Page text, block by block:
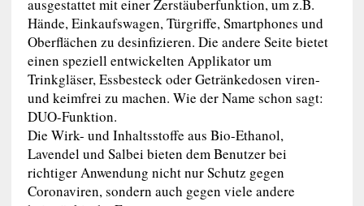
ausgestattet mit einer Zerstäuberfunktion, um z.B.
Hände, Einkaufswagen, Türgriffe, Smartphones und
Oberflächen zu desinfizieren. Die andere Seite bietet
einen speziell entwickelten Applikator um
Trinkgläser, Essbesteck oder Getränkedosen viren-
und keimfrei zu machen. Wie der Name schon sagt:
DUO-Funktion.
Die Wirk- und Inhaltsstoffe aus Bio-Ethanol,
Lavendel und Salbei bieten dem Benutzer bei
richtiger Anwendung nicht nur Schutz gegen
Coronaviren, sondern auch gegen viele andere